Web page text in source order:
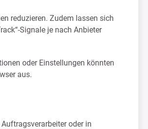
reduzieren. Zudem lassen sich
Signale je nach Anbieter
oder Einstellungen könnten
aus.
oder in